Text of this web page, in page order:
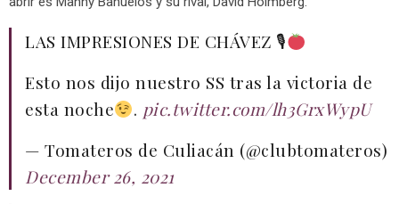
LAS IMPRESIONES DE CHÁVEZ 🎙
Esto nos dijo nuestro SS tras la victoria de
esta noche
. pic.twitter.com/lh3GrxWypU
— Tomateros de Culiacán (@clubtomateros)
December 26, 2021